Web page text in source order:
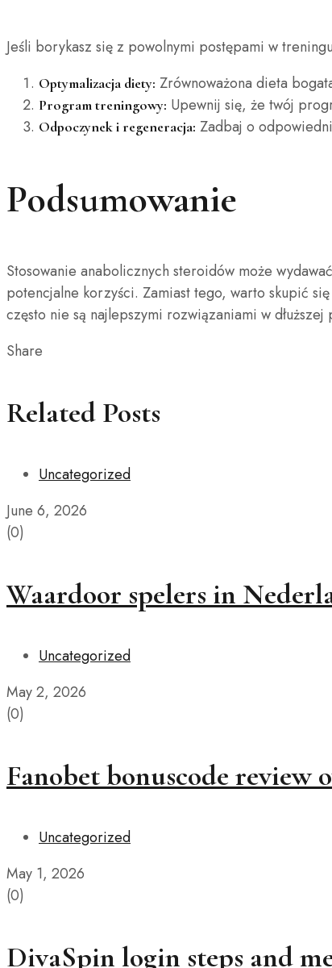
Jeśli borykasz się z powolnymi postępami w
Optymalizacja diety: Zrównoważona dieta
Program treningowy: Upewnij się, że twój
Odpoczynek i regeneracja: Zadbaj o
Podsumowanie
Stosowanie anabolicznych steroidów może
potencjalne korzyści. Zamiast tego, warto skupić
często nie są najlepszymi rozwiązaniami w dłuższej
Share
Related Posts
Uncategorized
June 6, 2026
(0)
Waardoor spelers in
Uncategorized
May 2, 2026
(0)
Fanobet bonuscode review
Uncategorized
May 1, 2026
(0)
DivaSpin login steps and